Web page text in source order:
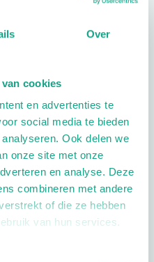
Over
cookies
en advertenties te
social media te bieden
Ook delen we
onze site met onze
en analyse. Deze
combineren met andere
of die ze hebben
van hun services.
Sport